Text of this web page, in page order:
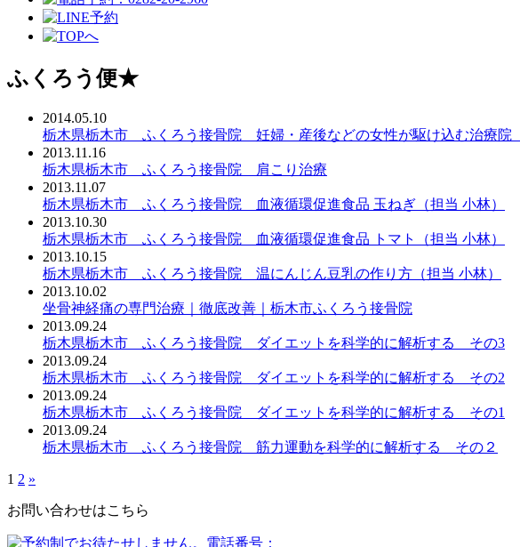
ふくろう便★
2014.05.10
栃木県栃木市 ふくろう接骨院 妊婦・産後などの女性が駆け込む治療院
2013.11.16
栃木県栃木市 ふくろう接骨院 肩こり治療
2013.11.07
栃木県栃木市 ふくろう接骨院 血液循環促進食品 玉ねぎ（担当 小林）
2013.10.30
栃木県栃木市 ふくろう接骨院 血液循環促進食品 トマト（担当 小林）
2013.10.15
栃木県栃木市 ふくろう接骨院 温にんじん豆乳の作り方（担当 小林）
2013.10.02
坐骨神経痛の専門治療｜徹底改善｜栃木市ふくろう接骨院
2013.09.24
栃木県栃木市 ふくろう接骨院 ダイエットを科学的に解析する その3
2013.09.24
栃木県栃木市 ふくろう接骨院 ダイエットを科学的に解析する その2
2013.09.24
栃木県栃木市 ふくろう接骨院 ダイエットを科学的に解析する その1
2013.09.24
栃木県栃木市 ふくろう接骨院 筋力運動を科学的に解析する その２
1 2 »
お問い合わせはこちら